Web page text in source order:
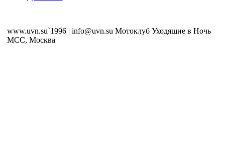
www.uvn.su`1996 | info@uvn.su Мотоклуб Уходящие в Ночь
MCC, Москва